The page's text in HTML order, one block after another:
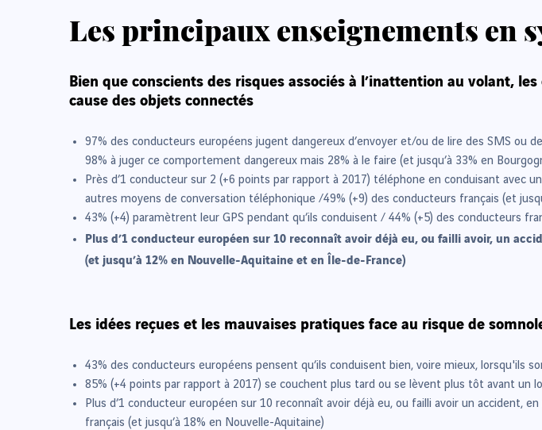
Les principaux enseignements en
Bien que conscients des risques associés à l’inattention au volant,
cause des objets connectés
97% des conducteurs européens jugent dangereux d’envoyer et/ou de lire des SMS ou
98% à juger ce comportement dangereux mais 28% à le faire (et jusqu’à 33% en
Près d’1 conducteur sur 2 (+6 points par rapport à 2017) téléphone en conduisant avec
autres moyens de conversation téléphonique /49% (+9) des conducteurs français (et
43% (+4) paramètrent leur GPS pendant qu’ils conduisent / 44% (+5) des conducteurs
Plus d’1 conducteur européen sur 10 reconnaît avoir déjà eu, ou failli avoir, un
(et jusqu’à 12% en Nouvelle-Aquitaine et en Île-de-France)
Les idées reçues et les mauvaises pratiques face au risque de
43% des conducteurs européens pensent qu’ils conduisent bien, voire mieux, lorsqu'ils
85% (+4 points par rapport à 2017) se couchent plus tard ou se lèvent plus tôt avant un
Plus d’1 conducteur européen sur 10 reconnaît avoir déjà eu, ou failli avoir un accident,
français (et jusqu’à 18% en Nouvelle-Aquitaine)